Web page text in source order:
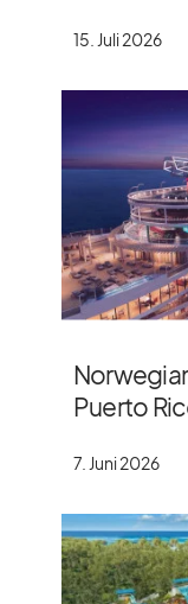
15. Juli 2026
Puerto
7. Juni 2026